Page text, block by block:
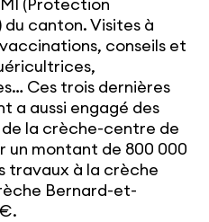
canton. Visites à
conseils et
Ces trois dernières
a aussi engagé des
la crèche-centre de
un montant de 800 000
travaux à la crèche
Bernard-et-